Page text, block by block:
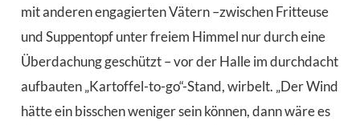
mit anderen engagierten Vätern –zwischen Fritteuse
und Suppentopf unter freiem Himmel nur durch eine
Überdachung geschützt – vor der Halle im durchdacht
aufbauten „Kartoffel-to-go“-Stand, wirbelt. „Der Wind
hätte ein bisschen weniger sein können, dann wäre es